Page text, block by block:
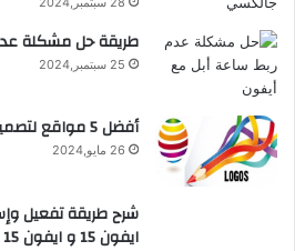
طريقة حل مشكلة
25 سبتمبر,2024
أفضل 5 مواقع لتصميم الشعارات بشكل مجاني
26 مايو,2024
ايفون 15 و ايفون 15 برو